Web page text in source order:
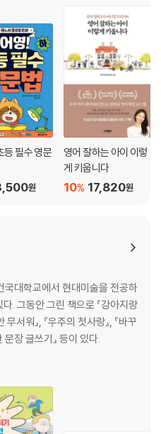
아니에요!
등 필수 영문
원
영어 잘하는 아이 이렇
게 키웁니다
17,820원
10%
국대학교에서 현대미술을 전공하
. 그동안 그린 책으로 『강아지랑
서워』, 『우주의 첫사랑』, 『바꾸
문장 글쓰기』 등이 있다.